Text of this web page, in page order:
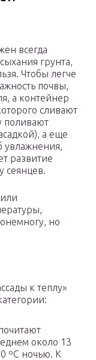
всегда
грунта,
Чтобы легче
почвы,
а контейнер
сливают
поливают
а еще
увлажнения,
развитие
сеянцев.
но
к теплу»
около 13
ºC ночью. К